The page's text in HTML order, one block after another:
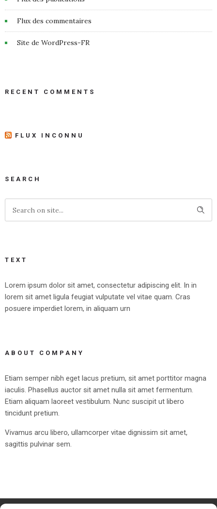
Flux des commentaires
Site de WordPress-FR
RECENT COMMENTS
FLUX INCONNU
SEARCH
TEXT
Lorem ipsum dolor sit amet, consectetur adipiscing elit. In in
lorem sit amet ligula feugiat vulputate vel vitae quam. Cras
posuere imperdiet lorem, in aliquam urn
ABOUT COMPANY
Etiam semper nibh eget lacus pretium, sit amet porttitor magna
iaculis. Phasellus auctor sit amet nulla sit amet fermentum.
Etiam aliquam laoreet vestibulum. Nunc suscipit ut libero
tincidunt pretium.
Vivamus arcu libero, ullamcorper vitae dignissim sit amet,
sagittis pulvinar sem.